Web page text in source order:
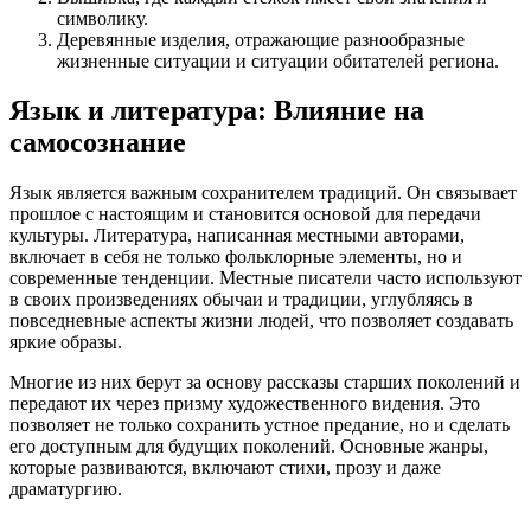
символику.
Деревянные изделия, отражающие разнообразные
жизненные ситуации и ситуации обитателей региона.
Язык и литература: Влияние на
самосознание
Язык является важным сохранителем традиций. Он связывает
прошлое с настоящим и становится основой для передачи
культуры. Литература, написанная местными авторами,
включает в себя не только фольклорные элементы, но и
современные тенденции. Местные писатели часто используют
в своих произведениях обычаи и традиции, углубляясь в
повседневные аспекты жизни людей, что позволяет создавать
яркие образы.
Многие из них берут за основу рассказы старших поколений и
передают их через призму художественного видения. Это
позволяет не только сохранить устное предание, но и сделать
его доступным для будущих поколений. Основные жанры,
которые развиваются, включают стихи, прозу и даже
драматургию.